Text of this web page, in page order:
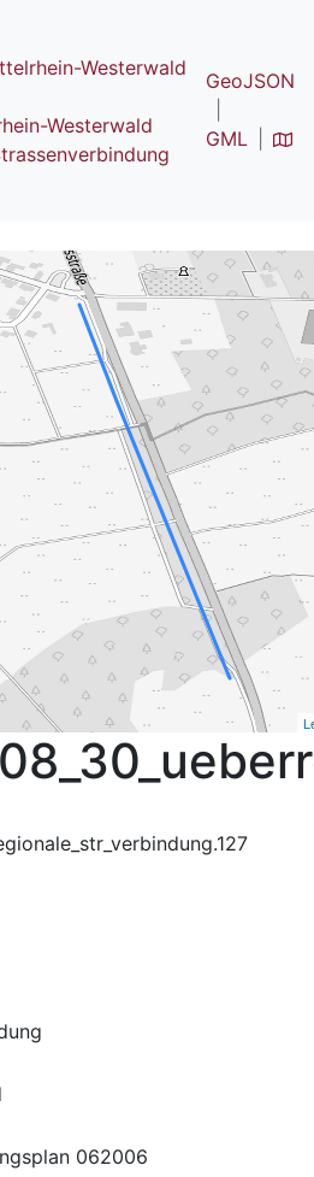
Westerwald
Westerwald
GeoJSON
GML
062006